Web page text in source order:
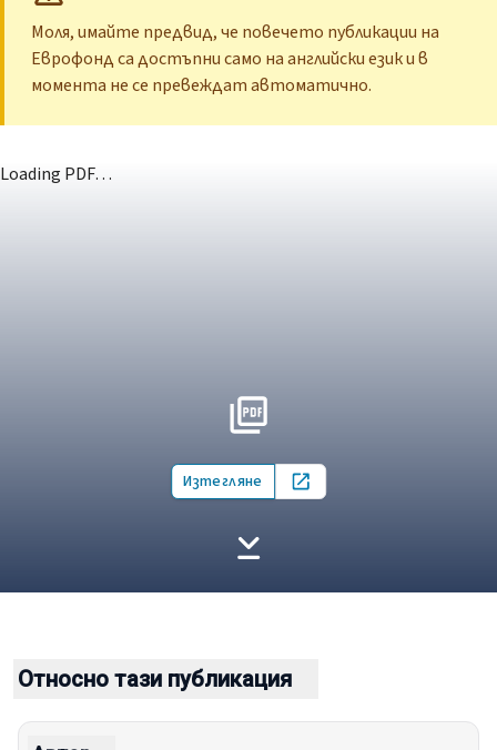
Моля, имайте предвид, че повечето публикации на
Еврофонд са достъпни само на английски език и в
момента не се превеждат автоматично.
Loading PDF…
Изтегляне Open in new tab
Относно тази публикация